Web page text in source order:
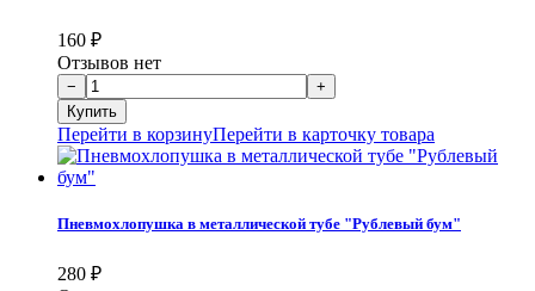
160 ₽
Отзывов нет
Перейти в корзинуПерейти в карточку товара
Пневмохлопушка в металлической тубе "Рублевый бум"
280 ₽